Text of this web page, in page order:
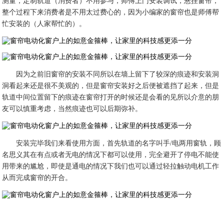
整个过程下来消费者是不用太过费心的，因为小编家的窗帘也是师傅帮
忙安装的（人家帮忙的）。
因为之前旧窗帘的安装不同所以在墙上留下了较深的痕迹和安装洞
洞看起来还是很不美观的，但是窗帘安装好之后便被遮挡了起来，但是
轨道中间位置留下的痕迹在窗帘打开的时候还是会看的见所以介意的朋
友可以慎重考虑，当然痕迹也可以后期弥补。
安装完毕我们来看使用方面，首先轨道的名字叫手/电两用窗轨，顾
名思义其在有点或者无电的情况下都可以使用，完全避开了停电不能使
用带来的尴尬，即使是通电的情况下我们也可以通过轻拉触动电机工作
从而完成窗帘的开合。